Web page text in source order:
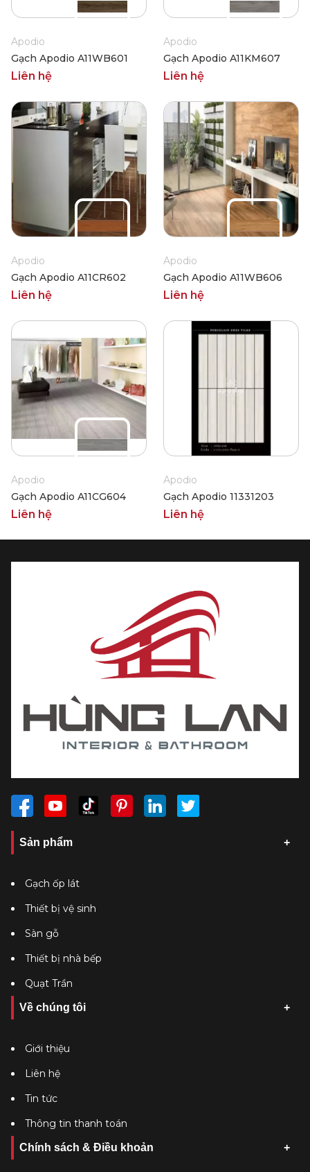
Apodio
Gạch Apodio A11WB601
Liên hệ
Apodio
Gạch Apodio A11KM607
Liên hệ
Apodio
Gạch Apodio A11CR602
Liên hệ
Apodio
Gạch Apodio A11WB606
Liên hệ
Apodio
Gạch Apodio A11CG604
Liên hệ
Apodio
Gạch Apodio 11331203
Liên hệ
Sản phẩm
Gạch ốp lát
Thiết bị vệ sinh
Sàn gỗ
Thiết bị nhà bếp
Quạt Trần
Về chúng tôi
Giới thiệu
Liên hệ
Tin tức
Thông tin thanh toán
Chính sách & Điều khoản